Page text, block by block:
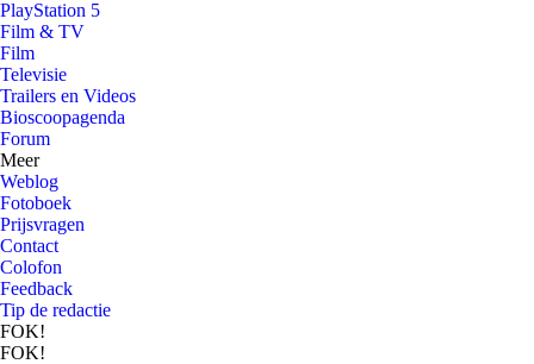
PlayStation 5
Film & TV
Film
Televisie
Trailers en Videos
Bioscoopagenda
Forum
Meer
Weblog
Fotoboek
Prijsvragen
Contact
Colofon
Feedback
Tip de redactie
FOK!
FOK!